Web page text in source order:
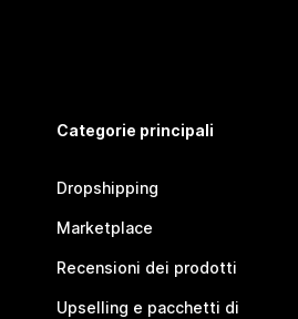
Categorie principali
Dropshipping
Marketplace
Recensioni dei prodotti
Upselling e pacchetti di